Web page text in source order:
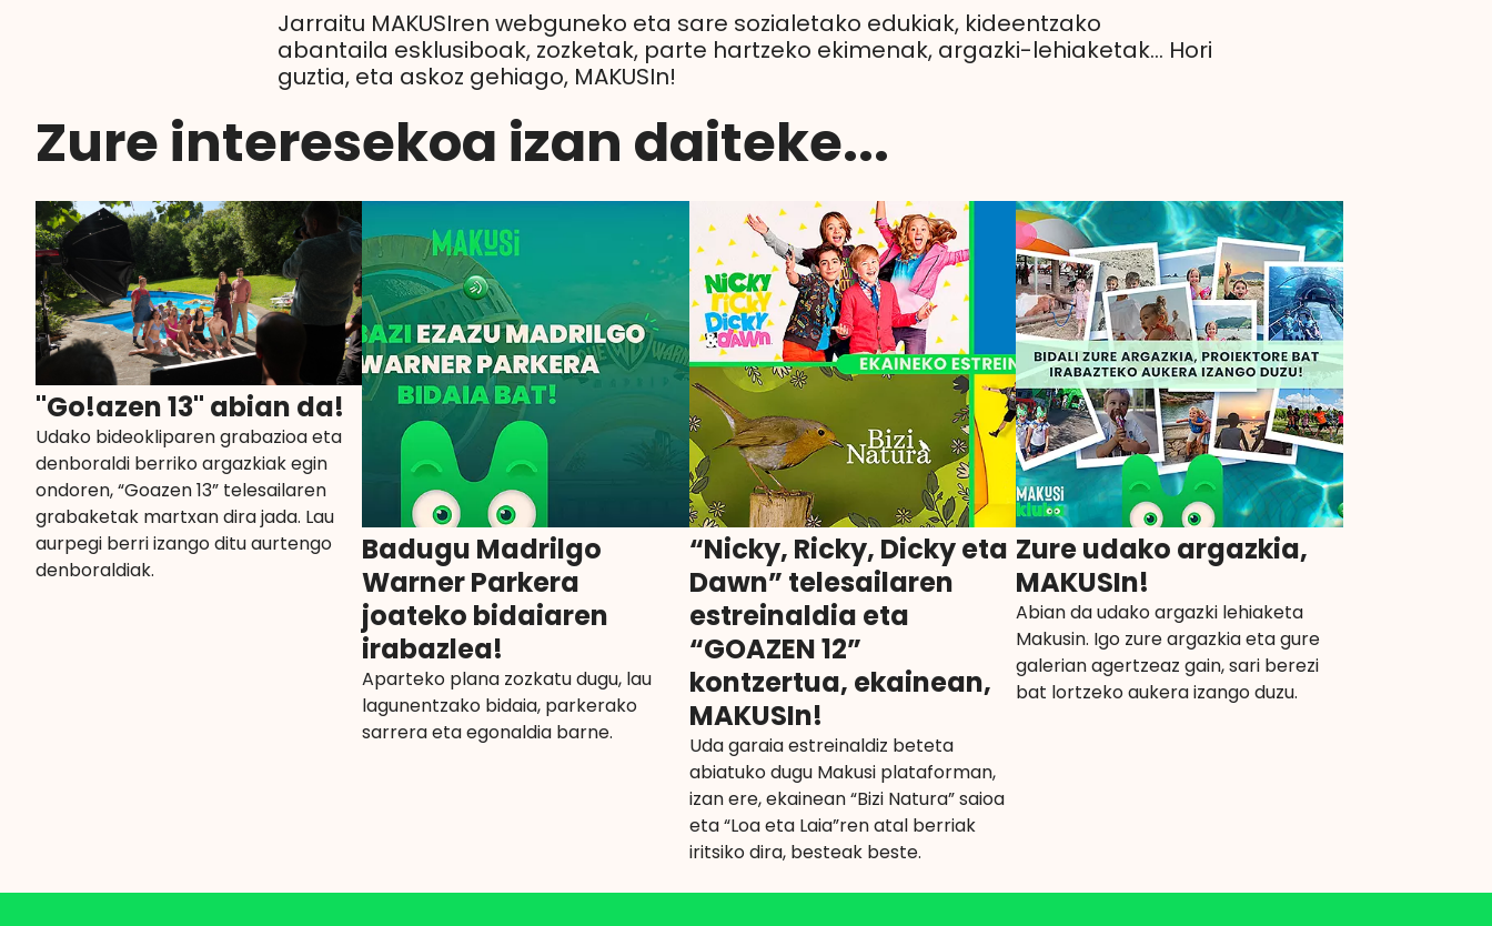
Jarraitu MAKUSIren webguneko eta sare sozialetako edukiak, kideentzako
abantaila esklusiboak, zozketak, parte hartzeko ekimenak, argazki-lehiaketak... Hori
guztia, eta askoz gehiago, MAKUSIn!
Zure interesekoa izan daiteke...
"Go!azen 13" abian da!
Udako bideokliparen grabazioa eta
denboraldi berriko argazkiak egin
ondoren, “Goazen 13” telesailaren
grabaketak martxan dira jada. Lau
aurpegi berri izango ditu aurtengo
denboraldiak.
Badugu Madrilgo
Warner Parkera
joateko bidaiaren
irabazlea!
Aparteko plana zozkatu dugu, lau
lagunentzako bidaia, parkerako
sarrera eta egonaldia barne.
“Nicky, Ricky, Dicky eta
Dawn” telesailaren
estreinaldia eta
“GOAZEN 12”
kontzertua, ekainean,
MAKUSIn!
Uda garaia estreinaldiz beteta
abiatuko dugu Makusi plataforman,
izan ere, ekainean “Bizi Natura” saioa
eta “Loa eta Laia”ren atal berriak
iritsiko dira, besteak beste.
Zure udako argazkia,
MAKUSIn!
Abian da udako argazki lehiaketa
Makusin. Igo zure argazkia eta gure
galerian agertzeaz gain, sari berezi
bat lortzeko aukera izango duzu.